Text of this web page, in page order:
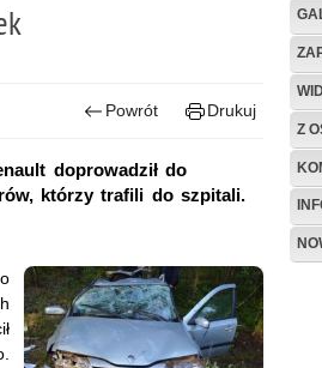
Powrót Drukuj
doprowadził do
którzy trafili do szpitali.
Z